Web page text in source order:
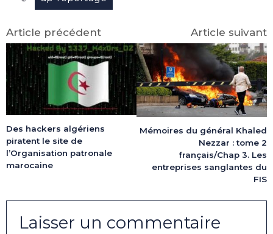
Article précédent
Des hackers algériens
piratent le site de
l’Organisation patronale
marocaine
Article suivant
Mémoires du général Khaled
Nezzar : tome 2
français/Chap 3. Les
entreprises sanglantes du
FIS
Laisser un commentaire